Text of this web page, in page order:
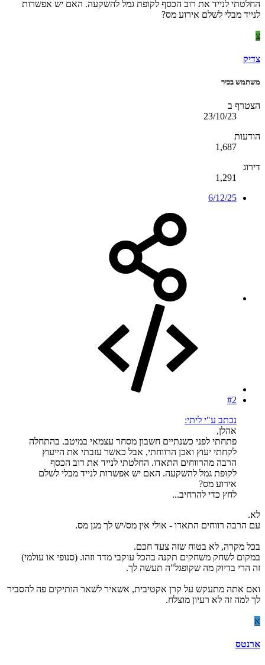
החלטתי לנייד את רוב הכסף לקופת גמל להשקעה. האם יש אפשרות
לנייד מבלי לשלם אירוע מס?
צ
צדיק
משתמש בכיר
הצטרף ב
23/10/23
הודעות
1,687
דירוג
1,291
6/12/25
#2
נכתב ע"י ליתי:
אהלן,
פתחתי לפני כשנתיים חשבון מסחר עצמאי במיטב. בהתחלה
לקחתי יעוץ ואכן הרווחתי, אבל כאשר עזבתי את הייעוץ
הרבה מהרווחים התאדו. החלטתי לנייד את רוב הכסף
לקופת גמל להשקעה. האם יש אפשרות לנייד מבלי לשלם
אירוע מס?
לחץ כדי להרחיב...
לא.
עם הרבה רווחים התאדו - אולי אין מס/יש לך מגן מס.
בכל מקרה, לא בטוח שזה צעד חכם.
במקום לשחק משחקים תקנה בהכל עוקבי מדד וזהו. (סנופי או עולמי)
זה הרי בדיוק מה שקופגל"ה תעשה לך.
ואם אתה מתעקש על קרן אקטיבית, אשאיר לשאר הותיקים פה להסביר
לך למה זה לא רעיון מוצלח.
א
ארנטס